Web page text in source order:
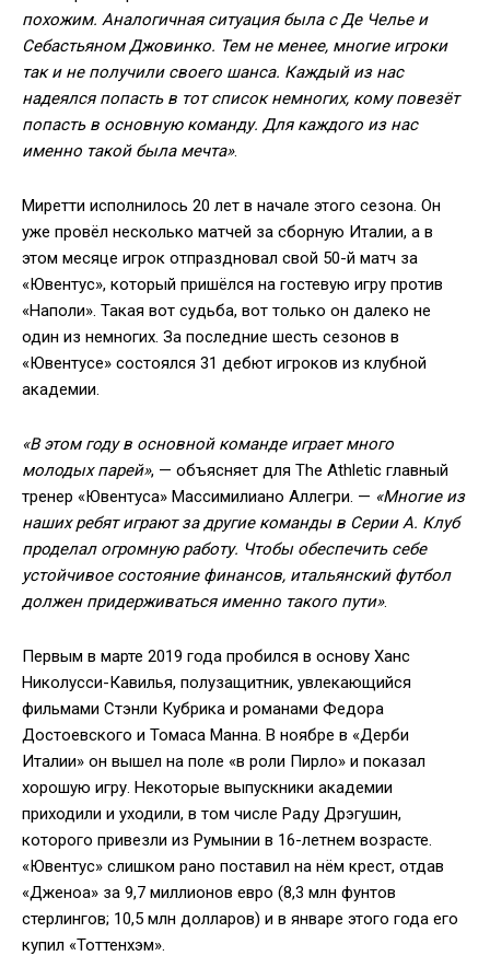
похожим. Аналогичная ситуация была с Де Челье и
Себастьяном Джовинко. Тем не менее, многие игроки
так и не получили своего шанса. Каждый из нас
надеялся попасть в тот список немногих, кому повезёт
попасть в основную команду. Для каждого из нас
именно такой была мечта».
Миретти исполнилось 20 лет в начале этого сезона. Он
уже провёл несколько матчей за сборную Италии, а в
этом месяце игрок отпраздновал свой 50-й матч за
«Ювентус», который пришёлся на гостевую игру против
«Наполи». Такая вот судьба, вот только он далеко не
один из немногих. За последние шесть сезонов в
«Ювентусе» состоялся 31 дебют игроков из клубной
академии.
«В этом году в основной команде играет много
молодых парей», — объясняет для The Athletic главный
тренер «Ювентуса» Массимилиано Аллегри. — «Многие из
наших ребят играют за другие команды в Серии А. Клуб
проделал огромную работу. Чтобы обеспечить себе
устойчивое состояние финансов, итальянский футбол
должен придерживаться именно такого пути».
Первым в марте 2019 года пробился в основу Ханс
Николусси-Кавилья, полузащитник, увлекающийся
фильмами Стэнли Кубрика и романами Федора
Достоевского и Томаса Манна. В ноябре в «Дерби
Италии» он вышел на поле «в роли Пирло» и показал
хорошую игру. Некоторые выпускники академии
приходили и уходили, в том числе Раду Дрэгушин,
которого привезли из Румынии в 16-летнем возрасте.
«Ювентус» слишком рано поставил на нём крест, отдав
«Дженоа» за 9,7 миллионов евро (8,3 млн фунтов
стерлингов; 10,5 млн долларов) и в январе этого года его
купил «Тоттенхэм».